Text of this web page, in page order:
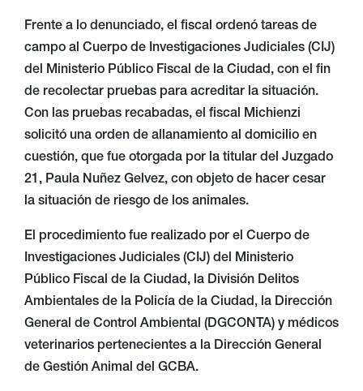
Frente a lo denunciado, el fiscal ordenó tareas de
campo al Cuerpo de Investigaciones Judiciales (CIJ)
del Ministerio Público Fiscal de la Ciudad, con el fin
de recolectar pruebas para acreditar la situación.
Con las pruebas recabadas, el fiscal Michienzi
solicitó una orden de allanamiento al domicilio en
cuestión, que fue otorgada por la titular del Juzgado
21, Paula Nuñez Gelvez, con objeto de hacer cesar
la situación de riesgo de los animales.
El procedimiento fue realizado por el Cuerpo de
Investigaciones Judiciales (CIJ) del Ministerio
Público Fiscal de la Ciudad, la División Delitos
Ambientales de la Policía de la Ciudad, la Dirección
General de Control Ambiental (DGCONTA) y médicos
veterinarios pertenecientes a la Dirección General
de Gestión Animal del GCBA.